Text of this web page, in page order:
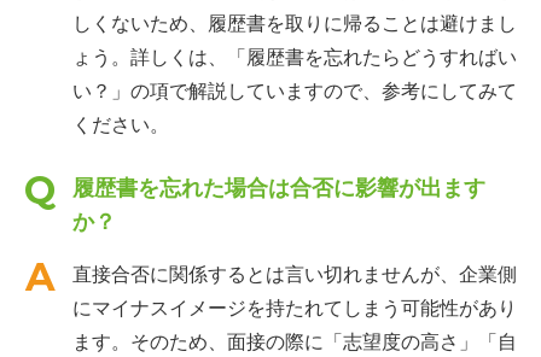
しくないため、履歴書を取りに帰ることは避けまし
ょう。詳しくは、「履歴書を忘れたらどうすればい
い？」の項で解説していますので、参考にしてみて
ください。
履歴書を忘れた場合は合否に影響が出ます
か？
直接合否に関係するとは言い切れませんが、企業側
にマイナスイメージを持たれてしまう可能性があり
ます。そのため、面接の際に「志望度の高さ」「自